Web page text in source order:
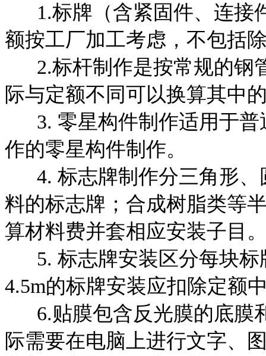
1.标牌（含紧固件、连接
额按工厂加工考虑， 不包括
2.标杆制作是按常规的钢
际与定额不同可以换算其中
3. 零星构件制作适用于普
作的零星构件制作。
4. 标志牌制作分三角形、
料的标志牌；合成树脂类等
算材料费并套相应安装子目
5. 标志牌安装区分每块标
4.5m的标牌安装应扣除定额
6.贴膜包含反光膜的底膜
际需要在电脑上进行文字、